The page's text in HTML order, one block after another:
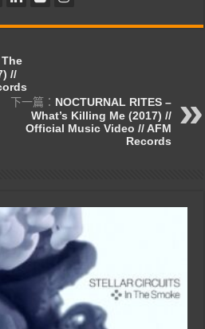
The
//
下一篇： NOCTURNAL RITES –
What’s Killing Me (2017) //
Official Music Video // AFM
Records